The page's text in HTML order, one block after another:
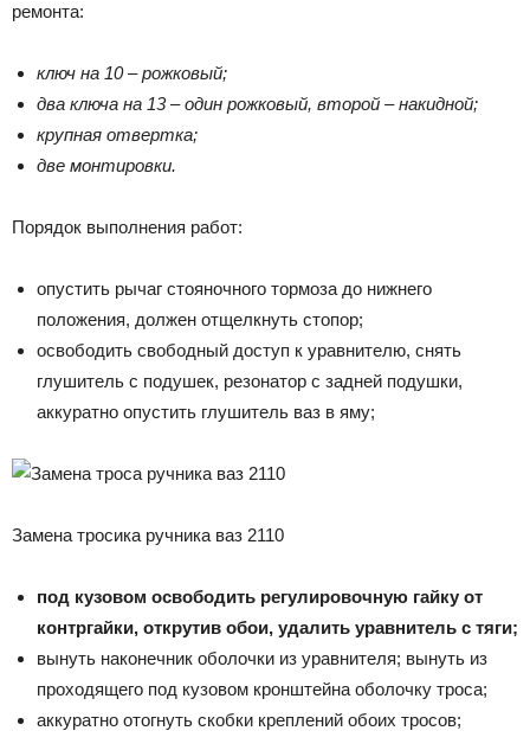
ремонта:
ключ на 10 – рожковый;
два ключа на 13 – один рожковый, второй – накидной;
крупная отвертка;
две монтировки.
Порядок выполнения работ:
опустить рычаг стояночного тормоза до нижнего
положения, должен отщелкнуть стопор;
освободить свободный доступ к уравнителю, снять
глушитель с подушек, резонатор с задней подушки,
аккуратно опустить глушитель ваз в яму;
Замена тросика ручника ваз 2110
под кузовом освободить регулировочную гайку от
контргайки, открутив обои, удалить уравнитель с тяги;
вынуть наконечник оболочки из уравнителя; вынуть из
проходящего под кузовом кронштейна оболочку троса;
аккуратно отогнуть скобки креплений обоих тросов;